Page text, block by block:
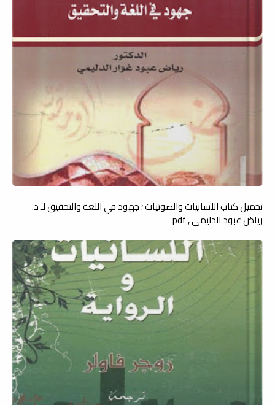
تحميل كتاب اللسانيات والصوتيات ؛ جهود في اللغة والتحقيق لـ د.
رياض عبود الدليمي , pdf